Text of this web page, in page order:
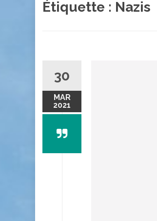
Étiquette : Nazis
30
MAR
2021